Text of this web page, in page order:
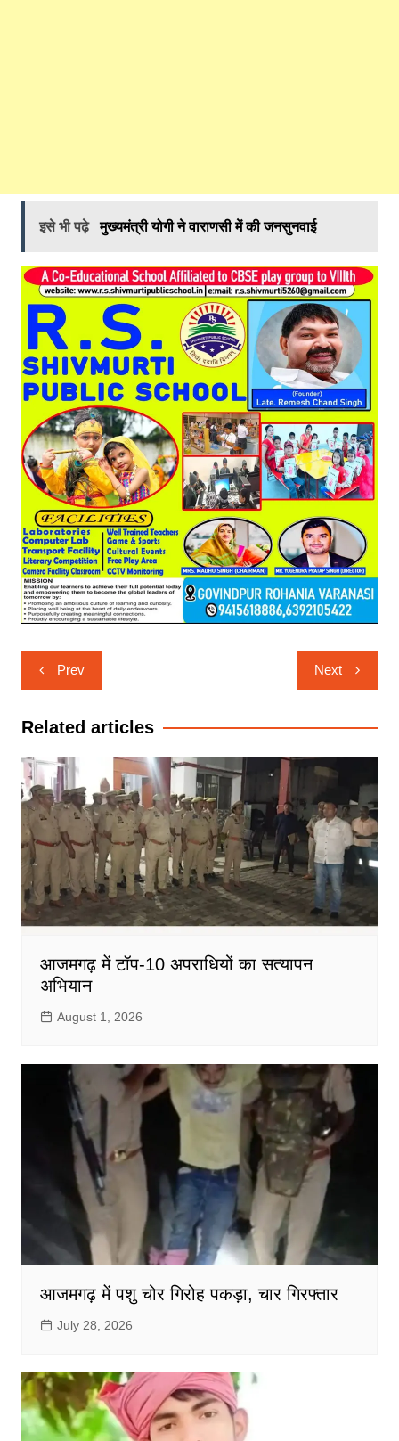
इसे भी पढ़े मुख्यमंत्री योगी ने वाराणसी में की जनसुनवाई
Post
navigation
Prev Next
Related articles
आजमगढ़ में टॉप-10 अपराधियों का सत्यापन
अभियान
August 1, 2026
आजमगढ़ में पशु चोर गिरोह पकड़ा, चार गिरफ्तार
July 28, 2026